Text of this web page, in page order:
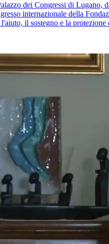
dei Congressi di Lugano,
internazionale della
il sostegno e la